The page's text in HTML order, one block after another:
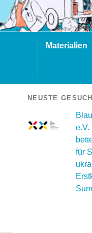
Materialien
NEUSTE
e.V.
für